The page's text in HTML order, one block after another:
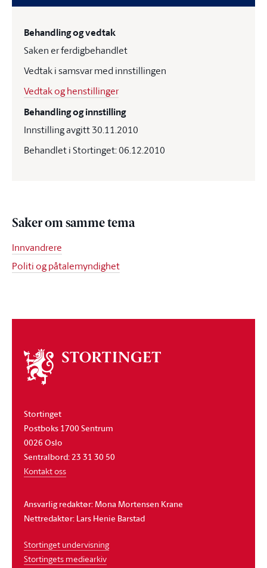
Behandling og vedtak
Saken er ferdigbehandlet
Vedtak i samsvar med innstillingen
Vedtak og henstillinger
Behandling og innstilling
Innstilling avgitt 30.11.2010
Behandlet i Stortinget: 06.12.2010
Saker om samme tema
Innvandrere
Politi og påtalemyndighet
Om
stortinget
Stortinget
Postboks 1700 Sentrum
0026 Oslo
Sentralbord: 23 31 30 50
Kontakt oss
Ansvarlig redaktør: Mona Mortensen Krane
Nettredaktør: Lars Henie Barstad
Stortinget undervisning
Stortingets mediearkiv